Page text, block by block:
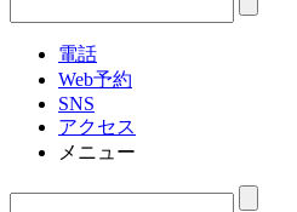
電話
Web予約
SNS
アクセス
メニュー